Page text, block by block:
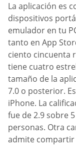
La aplicación es
dispositivos
emulador en tu
tanto en App
ciento cincuenta
tiene cuatro
tamaño de la
7.0 o posterior.
iPhone. La
fue de 2.9 sobre
personas. Otra
admite compartir